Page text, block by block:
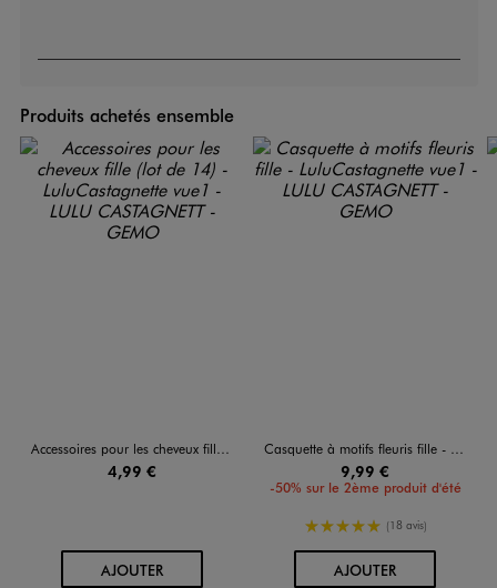
Produits achetés ensemble
Accessoires pour les cheveux fille (lot de 14) - LuluCastagnette
4,99 €
AJOUTERAU PANIER
Casquette à motifs fleuris fille - LuluCastagnette
9,99 €
-50% sur le 2ème produit d'été
5/5 de moyenne
(18 avis)
AJOUTERAU PANIER